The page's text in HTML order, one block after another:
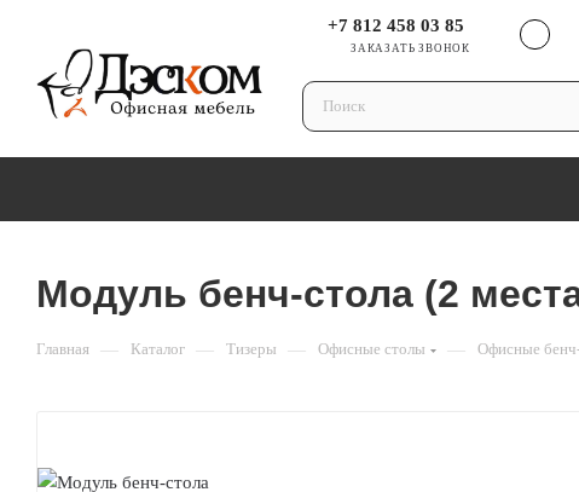
+7 812 458 03 85
ЗАКАЗАТЬ ЗВОНОК
Модуль бенч-стола (2
Главная — Каталог — Тизеры — Офисные столы — Офисные